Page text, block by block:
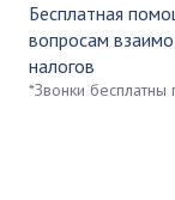
Бесплатная
вопросам
налогов
*Звонки бесплатны